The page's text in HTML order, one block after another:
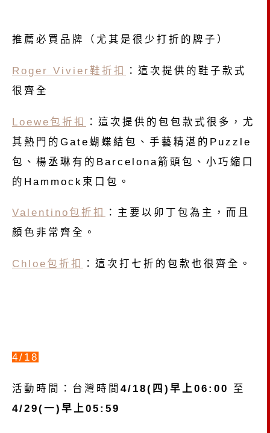
推薦必買品牌（尤其是很少打折的牌子）
Roger Vivier鞋折扣
：這次提供的鞋子款式
很齊全
Loewe包折扣
：這次提供的包包款式很多，尤
其熱門的Gate蝴蝶結包、手藝精湛的Puzzle
包、楊丞琳有的Barcelona箭頭包、小巧縮口
的Hammock束口包。
Valentino包折扣
：主要以卯丁包為主，而且
顏色非常齊全。
Chloe包折扣 ：這次打七折的包款也很齊全。
4/18
活動時間：台灣時間 4/18(四)早上06:00
至
4/29(一)早上05:59